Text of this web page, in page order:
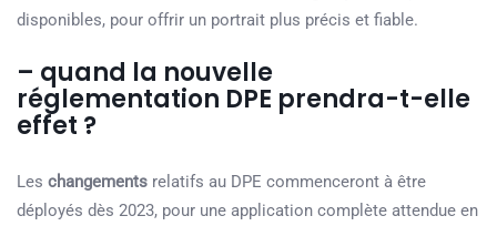
disponibles, pour offrir un portrait plus précis et fiable.
– quand la nouvelle
réglementation DPE prendra-t-elle
effet ?
Les changements relatifs au DPE commenceront à être
déployés dès 2023, pour une application complète attendue en